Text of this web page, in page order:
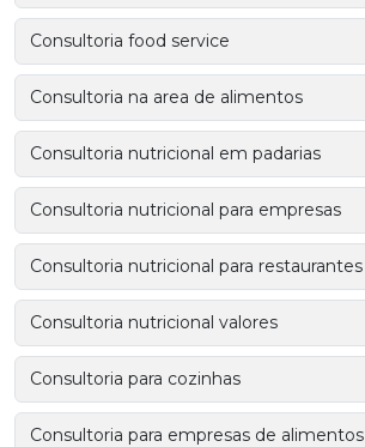
Consultoria food service
Consultoria na area de alimentos
Consultoria nutricional em padarias
Consultoria nutricional para empresas
Consultoria nutricional para restaurantes
Consultoria nutricional valores
Consultoria para cozinhas
Consultoria para empresas de alimentos